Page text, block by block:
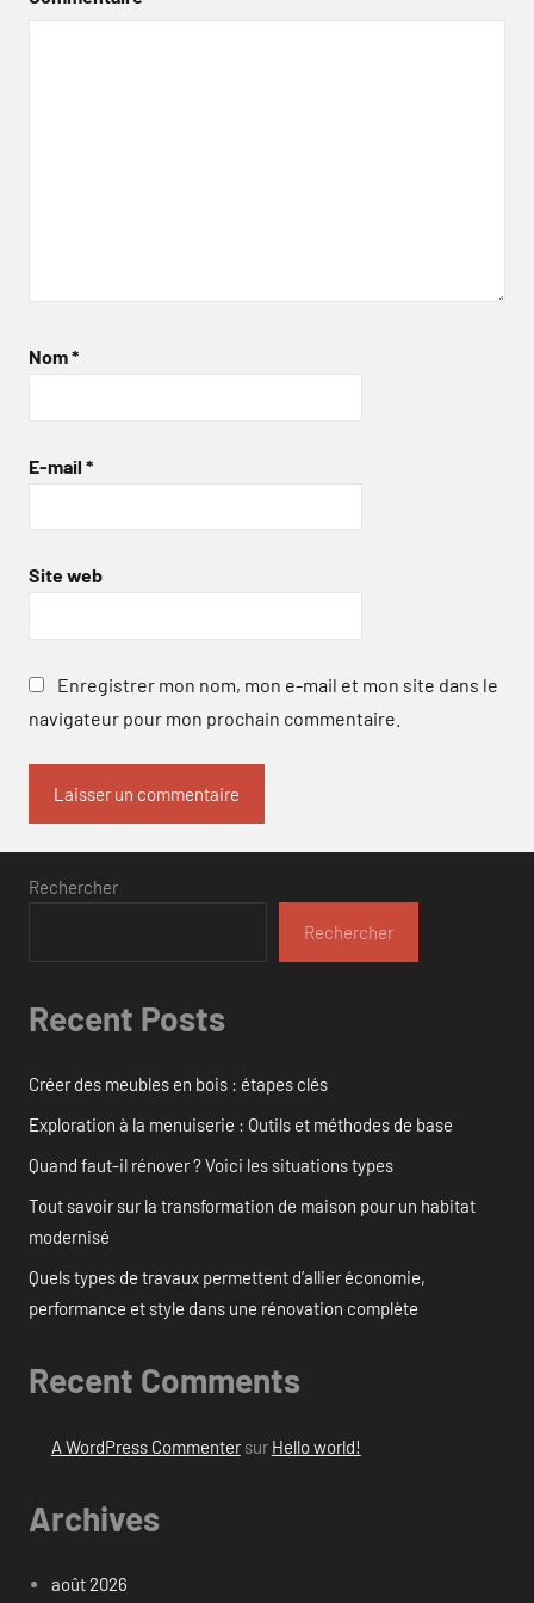
Nom*
E-mail *
Site web
Enregistrer mon nom, mon e-mail et mon site dans le
navigateur pour mon prochain commentaire.
Rechercher
Rechercher
Recent Posts
Créer des meubles en bois : étapes clés
Exploration à la menuiserie : Outils et méthodes de base
Quand faut-il rénover ? Voici les situations types
Tout savoir sur la transformation de maison pour un habitat
modernisé
Quels types de travaux permettent d’allier économie,
performance et style dans une rénovation complète
Recent Comments
A WordPress Commentersur Hello world!
Archives
août 2026